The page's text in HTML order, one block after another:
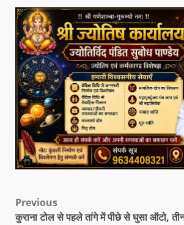
Previous
कुराना टोल से पहले तांगे में पीछे से घुसा ऑटो,